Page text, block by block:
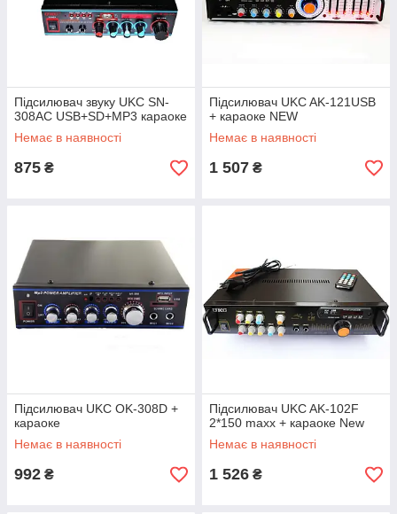
Підсилювач звуку UKC SN-
308AC USB+SD+MP3 караоке
Немає в наявності
875 ₴
Підсилювач UKC AK-121USB
+ караоке NEW
Немає в наявності
1 507 ₴
Підсилювач UKC OK-308D +
караоке
Немає в наявності
992 ₴
Підсилювач UKC AK-102F
2*150 maxx + караоке New
Немає в наявності
1 526 ₴